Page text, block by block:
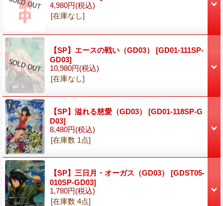
4,980円(税込)
[在庫なし]
【SP】エースの戦い（GD03） [GD01-111SP-
GD03]
10,980円(税込)
[在庫なし]
【SP】溢れる慈愛（GD03） [GD01-118SP-G
D03]
8,480円(税込)
[在庫数 1点]
【SP】三日月・オーガス（GD03） [GDST05-
010SP-GD03]
1,780円(税込)
[在庫数 4点]